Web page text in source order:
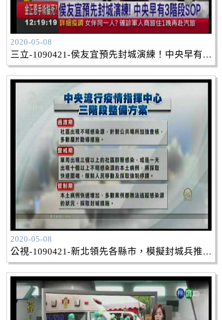
2020-05-08
三立-1090421-侯友宜預先封城演練！中央早有3階段SOP
2020-05-08
公視-1090421-新北領先各縣市，模擬封城兵推不敢大意